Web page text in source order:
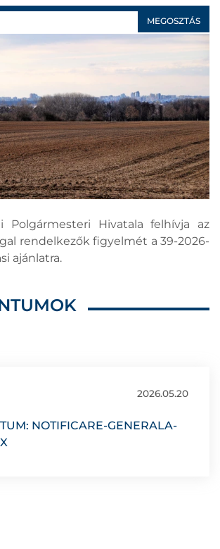
MEGOSZTÁS
Polgármesteri Hivatala felhívja az
rendelkezők figyelmét a 39-2026-
ajánlatra.
2026.05.20
NOTIFICARE-GENERALA-